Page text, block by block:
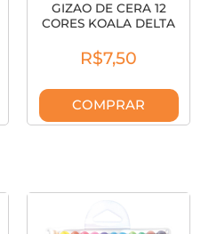
GIZAO DE CERA 12
CORES KOALA DELTA
R$7,50
COMPRAR